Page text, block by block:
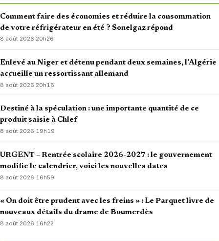
Comment faire des économies et réduire la consommation
de votre réfrigérateur en été ? Sonelgaz répond
8 août 2026·20h26
Enlevé au Niger et détenu pendant deux semaines, l’Algérie
accueille un ressortissant allemand
8 août 2026·20h16
Destiné à la spéculation : une importante quantité de ce
produit saisie à Chlef
8 août 2026·19h19
URGENT – Rentrée scolaire 2026-2027 : le gouvernement
modifie le calendrier, voici les nouvelles dates
8 août 2026· 16h59
« On doit être prudent avec les freins » : Le Parquet livre de
nouveaux détails du drame de Boumerdès
8 août 2026·16h22